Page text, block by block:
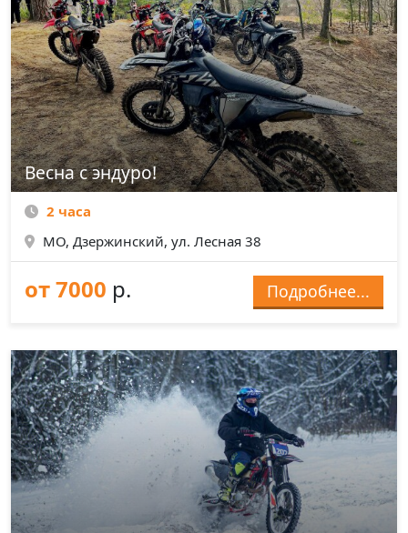
Весна с эндуро!
2 часа
МО, Дзержинский, ул. Лесная 38
от 7000 р. Подробнее...